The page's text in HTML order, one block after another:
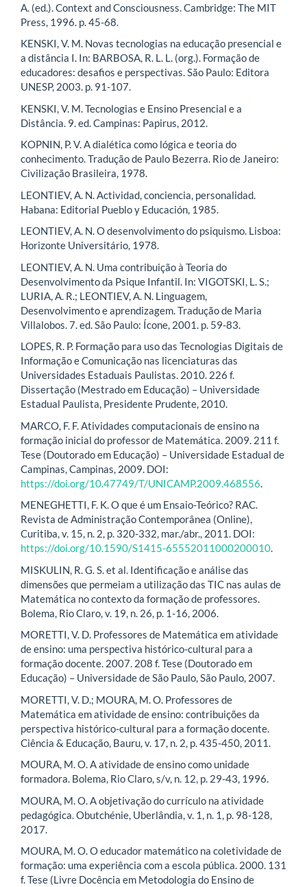
A. (ed.). Context and Consciousness. Cambridge: The MIT
Press, 1996. p. 45-68.
KENSKI, V. M. Novas tecnologias na educação presencial e
a distância I. In: BARBOSA, R. L. L. (org.). Formação de
educadores: desafios e perspectivas. São Paulo: Editora
UNESP, 2003. p. 91-107.
KENSKI, V. M. Tecnologias e Ensino Presencial e a
Distância. 9. ed. Campinas: Papirus, 2012.
KOPNIN, P. V. A dialética como lógica e teoria do
conhecimento. Tradução de Paulo Bezerra. Rio de Janeiro:
Civilização Brasileira, 1978.
LEONTIEV, A. N. Actividad, conciencia, personalidad.
Habana: Editorial Pueblo y Educación, 1985.
LEONTIEV, A. N. O desenvolvimento do psiquismo. Lisboa:
Horizonte Universitário, 1978.
LEONTIEV, A. N. Uma contribuição à Teoria do
Desenvolvimento da Psique Infantil. In: VIGOTSKI, L. S.;
LURIA, A. R.; LEONTIEV, A. N. Linguagem,
Desenvolvimento e aprendizagem. Tradução de Maria
Villalobos. 7. ed. São Paulo: Ícone, 2001. p. 59-83.
LOPES, R. P. Formação para uso das Tecnologias Digitais de
Informação e Comunicação nas licenciaturas das
Universidades Estaduais Paulistas. 2010. 226 f.
Dissertação (Mestrado em Educação) – Universidade
Estadual Paulista, Presidente Prudente, 2010.
MARCO, F. F. Atividades computacionais de ensino na
formação inicial do professor de Matemática. 2009. 211 f.
Tese (Doutorado em Educação) – Universidade Estadual de
Campinas, Campinas, 2009. DOI:
https://doi.org/10.47749/T/UNICAMP.2009.468556
MENEGHETTI, F. K. O que é um Ensaio-Teórico? RAC.
Revista de Administração Contemporânea (Online),
Curitiba, v. 15, n. 2, p. 320-332, mar./abr., 2011. DOI:
https://doi.org/10.1590/S1415-65552011000200010.
MISKULIN, R. G. S. et al. Identificação e análise das
dimensões que permeiam a utilização das TIC nas aulas de
Matemática no contexto da formação de professores.
Bolema, Rio Claro, v. 19, n. 26, p. 1-16, 2006.
MORETTI, V. D. Professores de Matemática em atividade
de ensino: uma perspectiva histórico-cultural para a
formação docente. 2007. 208 f. Tese (Doutorado em
Educação) – Universidade de São Paulo, São Paulo, 2007.
MORETTI, V. D.; MOURA, M. O. Professores de
Matemática em atividade de ensino: contribuições da
perspectiva histórico-cultural para a formação docente.
Ciência & Educação, Bauru, v. 17, n. 2, p. 435-450, 2011.
MOURA, M. O. A atividade de ensino como unidade
formadora. Bolema, Rio Claro, s/v, n. 12, p. 29-43, 1996.
MOURA, M. O. A objetivação do currículo na atividade
pedagógica. Obutchénie, Uberlândia, v. 1, n. 1, p. 98-128,
2017.
MOURA, M. O. O educador matemático na coletividade de
formação: uma experiência com a escola pública. 2000. 131
f. Tese (Livre Docência em Metodologia do Ensino de